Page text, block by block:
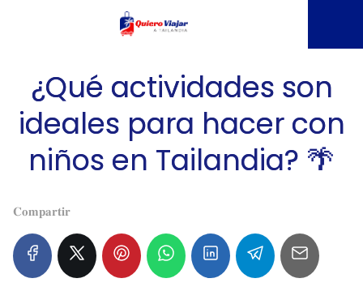
¿Qué actividades son
ideales para hacer con
niños en Tailandia? 🌴
𝐂𝐨𝐦𝐩𝐚𝐫𝐭𝐢𝐫